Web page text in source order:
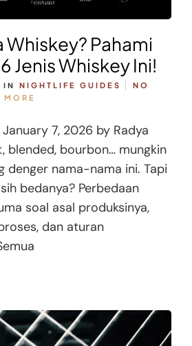
Whiskey? Pahami
Jenis Whiskey Ini!
IN NIGHTLIFE GUIDES
NO
MORE
7, 2026 by Radya
blended, bourbon… mungkin
denger nama-nama ini. Tapi
bedanya? Perbedaan
soal asal produksinya,
dan aturan